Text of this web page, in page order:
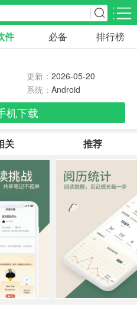
游戏分类
教育学习
178款应用
辅助
应用
摄影美化
215款应用
图书
应用
移动办公
184款应用
理财
应用
媒体影音
602款应用
医疗
应用
ai工具
334款应用
件 必备 排行榜
更新： 2026-05-20
系统： Android
机下载
关 推荐